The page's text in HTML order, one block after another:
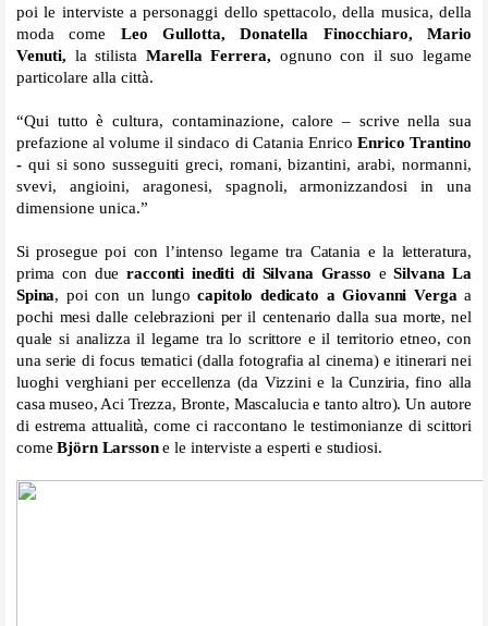
poi le interviste a personaggi dello spettacolo, della musica, della
moda come Leo Gullotta, Donatella Finocchiaro, Mario
Venuti, la stilista Marella Ferrera, ognuno con il suo legame
particolare alla città.
“Qui tutto è cultura, contaminazione, calore – scrive nella sua
prefazione al volume il sindaco di Catania Enrico Enrico Trantino
- qui si sono susseguiti greci, romani, bizantini, arabi, normanni,
svevi, angioini, aragonesi, spagnoli, armonizzandosi in una
dimensione unica.”
Si prosegue poi con l’intenso legame tra Catania e la letteratura,
prima con dueracconti inediti di Silvana Grasso eSilvana La
Spina, poi con un lungocapitolo dedicato a Giovanni Verga a
pochi mesi dalle celebrazioni per il centenario dalla sua morte, nel
quale si analizza il legame tra lo scrittore e il territorio etneo, con
una serie di focus tematici (dalla fotografia al cinema) e itinerari nei
luoghi verghiani per eccellenza (da Vizzini e la Cunziria, fino alla
casa museo, Aci Trezza, Bronte, Mascalucia e tanto altro). Un autore
di estrema attualità, come ci raccontano le testimonianze di scittori
comeBjörn Larssone le interviste a esperti e studiosi.